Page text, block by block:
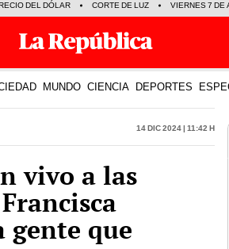
DEL DÓLAR CORTE DE LUZ VIERNES 7 DE
MUNDO CIENCIA DEPORTES
14 Dic 2024 | 11:42 h
vivo a las
gente que